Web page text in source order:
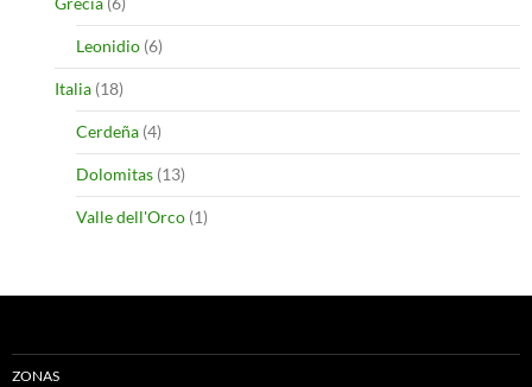
Leonidio (6)
Italia (18)
Cerdeña (4)
Dolomitas (13)
Valle dell'Orco (1)
ZONAS